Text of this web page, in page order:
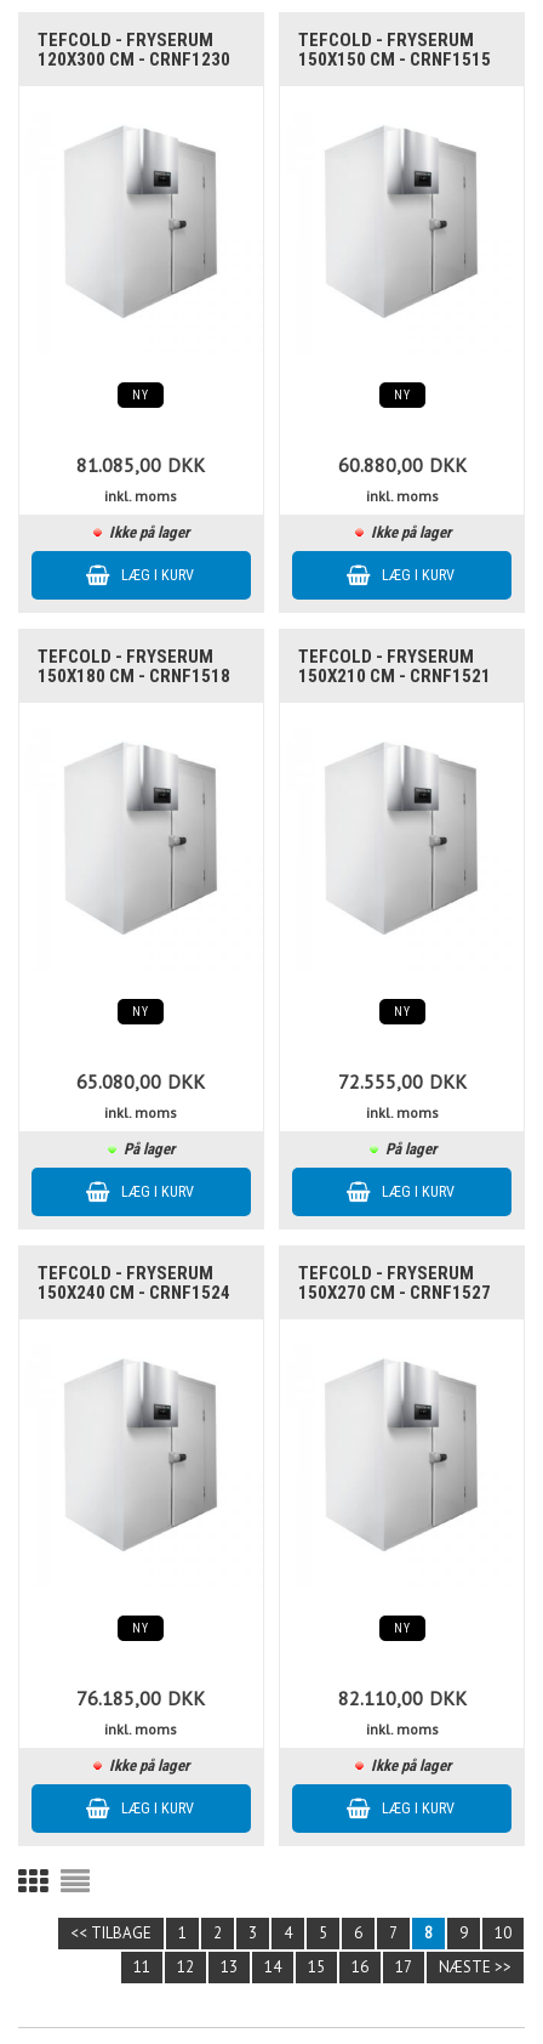
TEFCOLD - FRYSERUM
120X300 CM - CRNF1230
NY
81.085,00 DKK
inkl. moms
Ikke på lager
TEFCOLD - FRYSERUM
150X150 CM - CRNF1515
NY
60.880,00 DKK
inkl. moms
Ikke på lager
TEFCOLD - FRYSERUM
150X180 CM - CRNF1518
NY
65.080,00 DKK
inkl. moms
På lager
TEFCOLD - FRYSERUM
150X210 CM - CRNF1521
NY
72.555,00 DKK
inkl. moms
På lager
TEFCOLD - FRYSERUM
150X240 CM - CRNF1524
NY
76.185,00 DKK
inkl. moms
Ikke på lager
TEFCOLD - FRYSERUM
150X270 CM - CRNF1527
NY
82.110,00 DKK
inkl. moms
Ikke på lager
<< TILBAGE 1 2 3 4 5 6 7 8 9
10
11
12 13 14 15 16 17 NÆSTE >>